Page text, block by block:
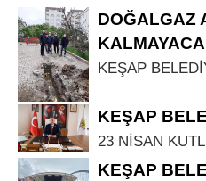
DOĞALGAZ
KEŞAP
KEŞAP
23 NİSAN
KEŞAP